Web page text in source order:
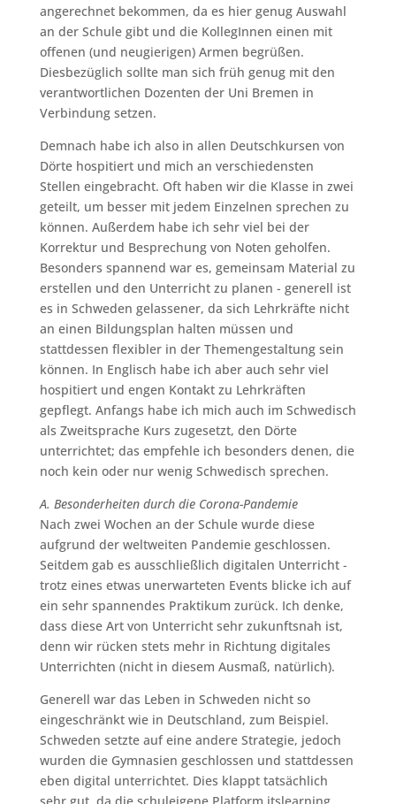
angerechnet bekommen, da es hier genug Auswahl
an der Schule gibt und die KollegInnen einen mit
offenen (und neugierigen) Armen begrüßen.
Diesbezüglich sollte man sich früh genug mit den
verantwortlichen Dozenten der Uni Bremen in
Verbindung setzen.
Demnach habe ich also in allen Deutschkursen von
Dörte hospitiert und mich an verschiedensten
Stellen eingebracht. Oft haben wir die Klasse in zwei
geteilt, um besser mit jedem Einzelnen sprechen zu
können. Außerdem habe ich sehr viel bei der
Korrektur und Besprechung von Noten geholfen.
Besonders spannend war es, gemeinsam Material zu
erstellen und den Unterricht zu planen - generell ist
es in Schweden gelassener, da sich Lehrkräfte nicht
an einen Bildungsplan halten müssen und
stattdessen flexibler in der Themengestaltung sein
können. In Englisch habe ich aber auch sehr viel
hospitiert und engen Kontakt zu Lehrkräften
gepflegt. Anfangs habe ich mich auch im Schwedisch
als Zweitsprache Kurs zugesetzt, den Dörte
unterrichtet; das empfehle ich besonders denen, die
noch kein oder nur wenig Schwedisch sprechen.
A. Besonderheiten durch die Corona-Pandemie
Nach zwei Wochen an der Schule wurde diese
aufgrund der weltweiten Pandemie geschlossen.
Seitdem gab es ausschließlich digitalen Unterricht -
trotz eines etwas unerwarteten Events blicke ich auf
ein sehr spannendes Praktikum zurück. Ich denke,
dass diese Art von Unterricht sehr zukunftsnah ist,
denn wir rücken stets mehr in Richtung digitales
Unterrichten (nicht in diesem Ausmaß, natürlich).
Generell war das Leben in Schweden nicht so
eingeschränkt wie in Deutschland, zum Beispiel.
Schweden setzte auf eine andere Strategie, jedoch
wurden die Gymnasien geschlossen und stattdessen
eben digital unterrichtet. Dies klappt tatsächlich